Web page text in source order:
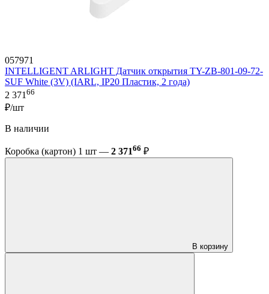
057971
INTELLIGENT ARLIGHT Датчик открытия TY-ZB-801-09-72-
SUF White (3V) (IARL, IP20 Пластик, 2 года)
2 371 66
₽/шт
В наличии
Коробка (картон) 1 шт — 2 37166 ₽
В корзину